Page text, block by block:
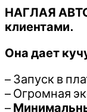
НАГЛАЯ
клиентами.
Она дает
– Запуск в
– Огромная
–